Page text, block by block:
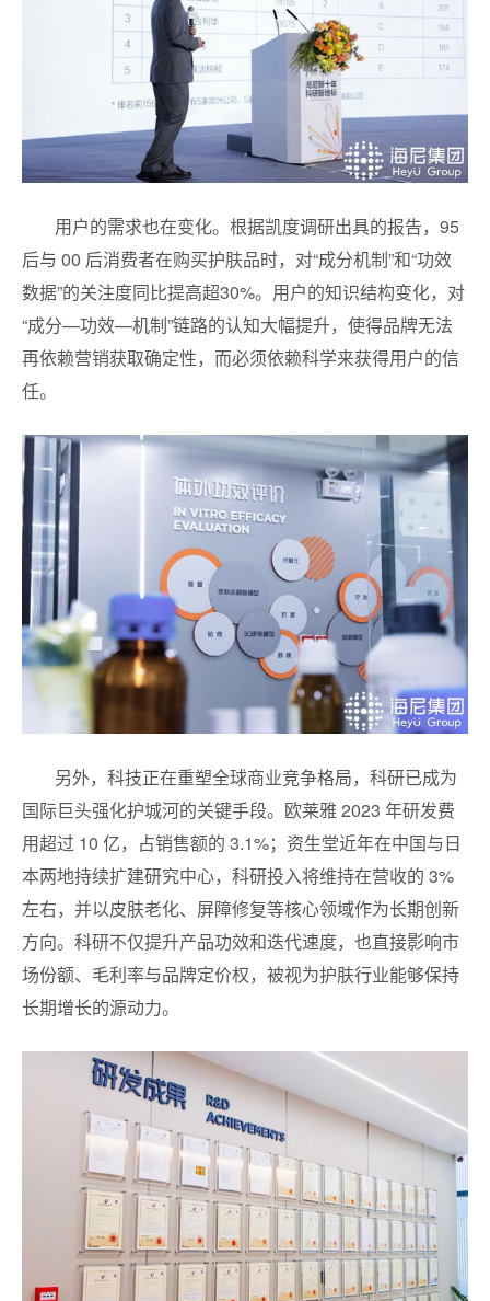
用户的需求也在变化。根据凯度调研出具的报告，95
后与 00 后消费者在购买护肤品时，对“成分机制”和“功效
数据”的关注度同比提高超30%。用户的知识结构变化，对
“成分—功效—机制”链路的认知大幅提升，使得品牌无法
再依赖营销获取确定性，而必须依赖科学来获得用户的信
任。
另外，科技正在重塑全球商业竞争格局，科研已成为
国际巨头强化护城河的关键手段。欧莱雅 2023 年研发费
用超过 10 亿，占销售额的 3.1%；资生堂近年在中国与日
本两地持续扩建研究中心，科研投入将维持在营收的 3%
左右，并以皮肤老化、屏障修复等核心领域作为长期创新
方向。科研不仅提升产品功效和迭代速度，也直接影响市
场份额、毛利率与品牌定价权，被视为护肤行业能够保持
长期增长的源动力。